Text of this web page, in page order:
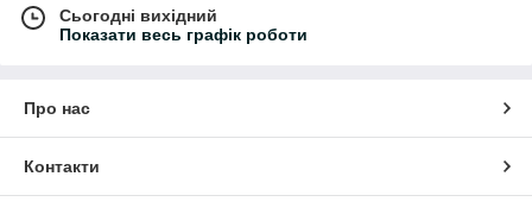
Сьогодні вихідний
Показати весь графік роботи
Про нас
Контакти